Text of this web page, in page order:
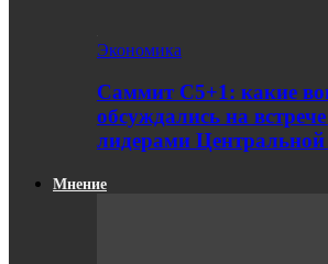
Экономика
Саммит С5+1: какие
обсуждались на
лидерами
Мнение